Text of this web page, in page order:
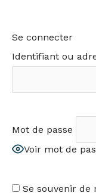
Se connecter
Identifiant ou
Mot de passe
Voir mot de
Se souvenir de